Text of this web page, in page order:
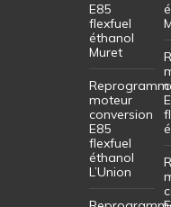
E85
flexfuel
éthanol
Muret
moteur
conversion
E85
flexfuel
éthanol
L’Union